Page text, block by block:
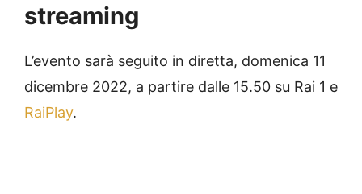
streaming
L’evento sarà seguito in diretta, domenica 11
dicembre 2022, a partire dalle 15.50 su Rai 1 e
RaiPlay.